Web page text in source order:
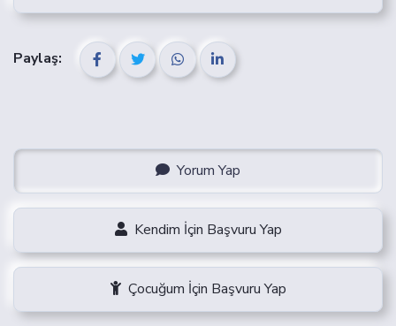
Paylaş:
Yorum Yap
Kendim İçin Başvuru Yap
Çocuğum İçin Başvuru Yap